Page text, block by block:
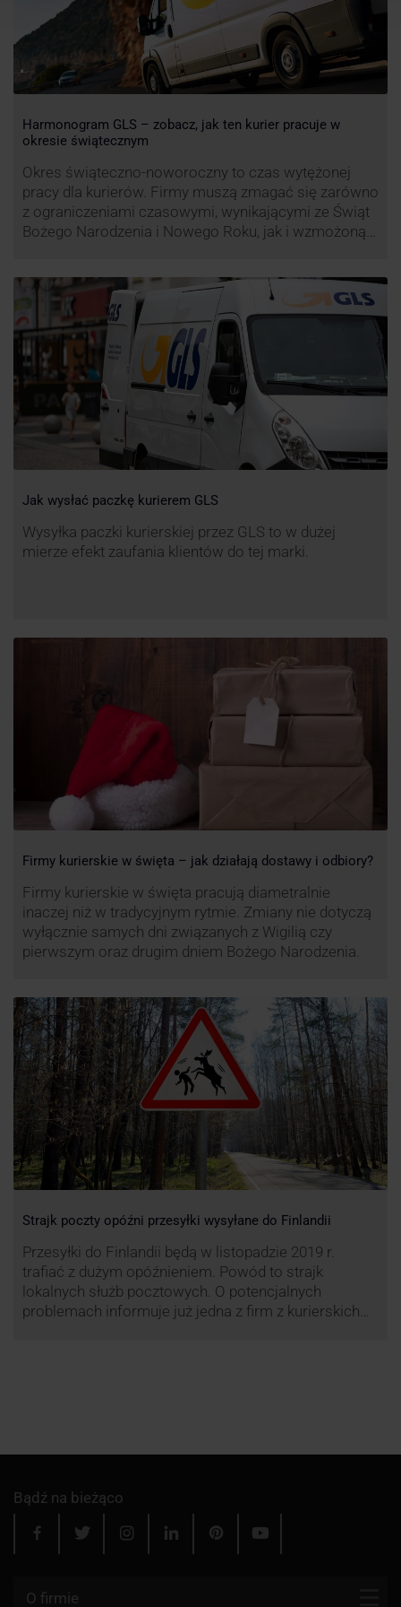
Harmonogram GLS – zobacz, jak ten kurier pracuje w
okresie świątecznym
Okres świąteczno-noworoczny to czas wytężonej
pracy dla kurierów. Firmy muszą zmagać się zarówno
z ograniczeniami czasowymi, wynikającymi ze Świąt
Bożego Narodzenia i Nowego Roku, jak i wzmożoną
firm. Zobacz harmonogram GLS na czas świąteczny!
Jak wysłać paczkę kurierem GLS
Wysyłka paczki kurierskiej przez GLS to w dużej
mierze efekt zaufania klientów do tej marki.
Firmy kurierskie w święta – jak działają dostawy i odbiory?
Firmy kurierskie w święta pracują diametralnie
inaczej niż w tradycyjnym rytmie. Zmiany nie dotyczą
wyłącznie samych dni związanych z Wigilią czy
pierwszym oraz drugim dniem Bożego Narodzenia.
Strajk poczty opóźni przesyłki wysyłane do Finlandii
Przesyłki do Finlandii będą w listopadzie 2019 r.
trafiać z dużym opóźnieniem. Powód to strajk
lokalnych służb pocztowych. O potencjalnych
problemach informuje już jedna z firm z kurierskich
Bądź na bieżąco
O firmie